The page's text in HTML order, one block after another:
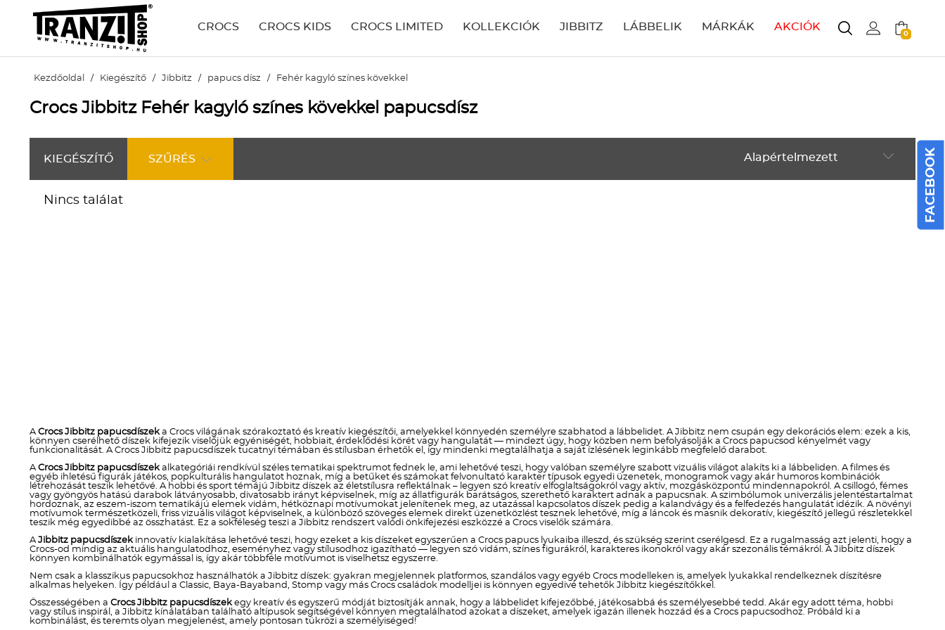
CROCS CROCS KIDS CROCS LIMITED KOLLEKCIÓK JIBBITZ LÁBBELIK MÁRKÁK AKCIÓK
0
Kezdőoldal / Kiegészítő / Jibbitz / papucs dísz / Fehér kagyló színes kövekkel
Crocs Jibbitz Fehér kagyló színes kövekkel papucsdísz
KIEGÉSZÍTŐ SZŰRÉS Alapértelmezett
Alapértelmezett
Nyári új termékek előre
Nincs találat
ACrocs Jibbitz papucsdíszeka Crocs világának szórakoztató és kreatív kiegészítői, amelyekkel könnyedén személyre szabhatod a lábbelidet. A Jibbitz nem csupán egy dekorációs elem: ezek a kis,
könnyen cserélhető díszek kifejezik viselőjük egyéniségét, hobbiait, érdeklődési körét vagy hangulatát — mindezt úgy, hogy közben nem befolyásolják a Crocs papucsod kényelmét vagy
funkcionalitását. A Crocs Jibbitz papucsdíszek tucatnyi témában és stílusban érhetők el, így mindenki megtalálhatja a saját ízlésének leginkább megfelelő darabot.
ACrocs Jibbitz papucsdíszekalkategóriái rendkívül széles tematikai spektrumot fednek le, ami lehetővé teszi, hogy valóban személyre szabott vizuális világot alakíts ki a lábbeliden. A filmes és
egyéb ihletésű figurák játékos, popkulturális hangulatot hoznak, míg a betűket és számokat felvonultató karakter típusok egyedi üzenetek, monogramok vagy akár humoros kombinációk
létrehozását teszik lehetővé. A hobbi és sport témájú Jibbitz díszek az életstílusra reflektálnak – legyen szó kreatív elfoglaltságokról vagy aktív, mozgásközpontú mindennapokról. A csillogó, fémes
vagy gyöngyös hatású darabok látványosabb, divatosabb irányt képviselnek, míg az állatfigurák barátságos, szerethető karaktert adnak a papucsnak. A szimbólumok univerzális jelentéstartalmat
hordoznak, az eszem-iszom tematikájú elemek vidám, hétköznapi motívumokat jelenítenek meg, az utazással kapcsolatos díszek pedig a kalandvágy és a felfedezés hangulatát idézik. A növényi
motívumok természetközeli, friss vizuális világot képviselnek, a különböző szöveges elemek direkt üzenetközlést tesznek lehetővé, míg a láncok és masnik dekoratív, kiegészítő jellegű részletekkel
teszik még egyedibbé az összhatást. Ez a sokféleség teszi a Jibbitz rendszert valódi önkifejezési eszközzé a Crocs viselők számára.
AJibbitz papucsdíszekinnovatív kialakítása lehetővé teszi, hogy ezeket a kis díszeket egyszerűen a Crocs papucs lyukaiba illeszd, és szükség szerint cserélgesd. Ez a rugalmasság azt jelenti, hogy a
Crocs-od mindig az aktuális hangulatodhoz, eseményhez vagy stílusodhoz igazítható — legyen szó vidám, színes figurákról, karakteres ikonokról vagy akár szezonális témákról. A Jibbitz díszek
könnyen kombinálhatók egymással is, így akár többféle motívumot is viselhetsz egyszerre.
Nem csak a klasszikus papucsokhoz használhatók a Jibbitz díszek: gyakran megjelennek platformos, szandálos vagy egyéb Crocs modelleken is, amelyek lyukakkal rendelkeznek díszítésre
alkalmas helyeken. Így például a Classic, Baya-Bayaband, Stomp vagy más Crocs családok modelljei is könnyen egyedivé tehetők Jibbitz kiegészítőkkel.
Összességében a Crocs Jibbitz papucsdíszekegy kreatív és egyszerű módját biztosítják annak, hogy a lábbelidet kifejezőbbé, játékosabbá és személyesebbé tedd. Akár egy adott téma, hobbi
vagy stílus inspirál, a Jibbitz kínálatában található altípusok segítségével könnyen megtalálhatod azokat a díszeket, amelyek igazán illenek hozzád és a Crocs papucsodhoz. Próbáld ki a
kombinálást, és teremts olyan megjelenést, amely pontosan tükrözi a személyiséged!
FACEBOOK